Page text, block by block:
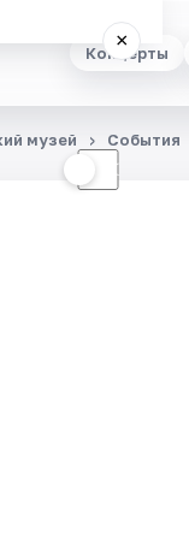
Концерты
×
☾
музей События